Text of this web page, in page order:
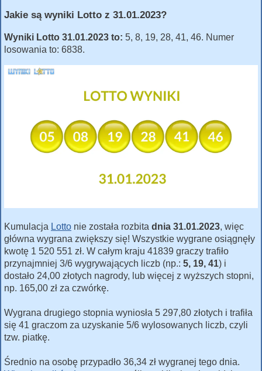
Jakie są wyniki Lotto z 31.01.2023?
Wyniki Lotto 31.01.2023 to: 5, 8, 19, 28, 41, 46. Numer
losowania to: 6838.
Kumulacja Lotto nie została rozbita dnia 31.01.2023, więc
główna wygrana zwiększy się! Wszystkie wygrane osiągnęły
kwotę 1 520 551 zł. W całym kraju 41839 graczy trafiło
przynajmniej 3/6 wygrywających liczb (np.: 5, 19, 41) i
dostało 24,00 złotych nagrody, lub więcej z wyższych stopni,
np. 165,00 zł za czwórkę.
Wygrana drugiego stopnia wyniosła 5 297,80 złotych i trafiła
się 41 graczom za uzyskanie 5/6 wylosowanych liczb, czyli
tzw. piatkę.
Średnio na osobę przypadło 36,34 zł wygranej tego dnia.